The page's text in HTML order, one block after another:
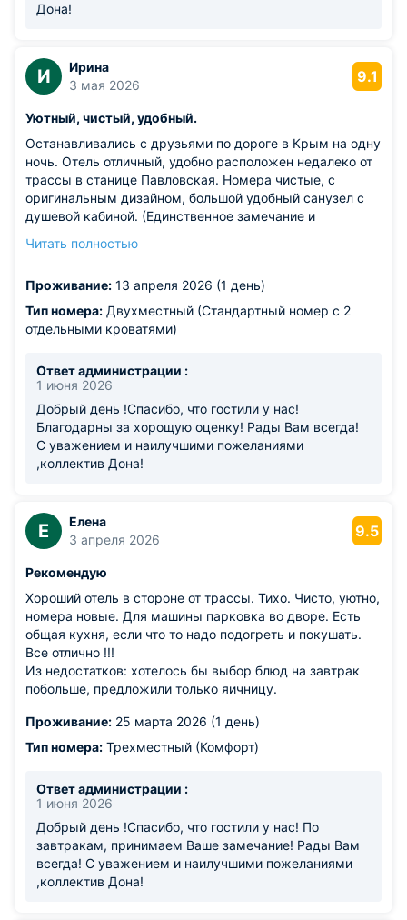
Дона!
И
Ирина
3 мая 2026
9.1
Уютный, чистый, удобный.
Останавливались с друзьями по дороге в Крым на одну
ночь. Отель отличный, удобно расположен недалеко от
трассы в станице Павловская. Номера чистые, с
оригинальным дизайном, большой удобный санузел с
душевой кабиной. (Единственное замечание и
несколько крючков, вешалок для полотенец) На первом
,столиками, где можно что-то приготовить из своих
продуктов. Отличный ,плотный и вкусный , завтрак
(можно выбрать блюда из двух-трёх вариантов)
Читать полностью
Проживание: 13 апреля 2026 (1 день)
Тип номера: Двухместный (Стандартный номер с 2
отдельными кроватями)
Ответ администрации :
1 июня 2026
Добрый день !Спасибо, что гостили у нас!
Благодарны за хорощую оценку! Рады Вам всегда!
С уважением и наилучшими пожеланиями
,коллектив Дона!
Е
Елена
3 апреля 2026
9.5
Рекомендую
Хороший отель в стороне от трассы. Тихо. Чисто, уютно,
номера новые. Для машины парковка во дворе. Есть
общая кухня, если что то надо подогреть и покушать.
Все отлично !!!
Из недостатков: хотелось бы выбор блюд на завтрак
побольше, предложили только яичницу.
Проживание: 25 марта 2026 (1 день)
Тип номера: Трехместный (Комфорт)
Ответ администрации :
1 июня 2026
Добрый день !Спасибо, что гостили у нас! По
завтракам, принимаем Ваше замечание! Рады Вам
всегда! С уважением и наилучшими пожеланиями
,коллектив Дона!